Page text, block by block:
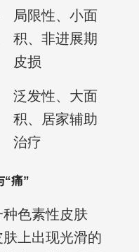
局限性、小面
积、非进展期
皮损
泛发性、大面
积、居家辅助
治疗
“痛”
色素性皮肤
上出现光滑的